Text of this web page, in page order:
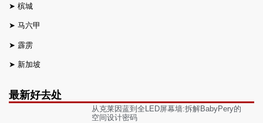
➤ 槟城
➤ 马六甲
➤ 霹雳
➤ 新加坡
最新好去处
从克莱因蓝到全LED屏幕墙:拆解BabyPery的
空间设计密码